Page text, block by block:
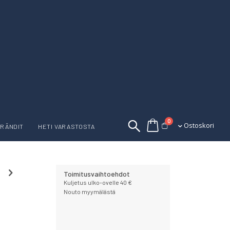
Ostoskori
0tuotettaOstoskori
HETI VARASTOSTA
Toimitusvaihtoehdot
Kuljetus ulko-ovelle 40 €
Nouto myymälästä